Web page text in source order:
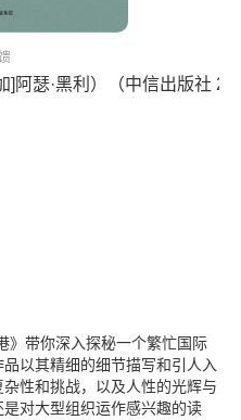
]阿瑟·黑利）（中信出版社
》带你深入探秘一个繁忙国际
以其精细的细节描写和引人入
性和挑战，以及人性的光辉与
对大型组织运作感兴趣的读